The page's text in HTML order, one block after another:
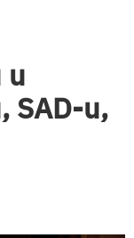
u
SAD-u,